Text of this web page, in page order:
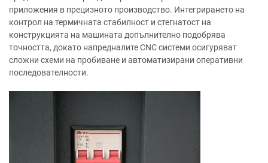
приложения в прецизното производство. Интегрирането на
контрол на термичната стабилност и стегнатост на
конструкцията на машината допълнително подобрява
точността, докато напредналите CNC системи осигуряват
сложни схеми на пробиване и автоматизирани оперативни
последователности.